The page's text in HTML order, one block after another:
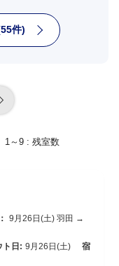
件)
1～9 : 残室数
9月26日(土) 羽田 →
ト日: 9月26日(土)
宿